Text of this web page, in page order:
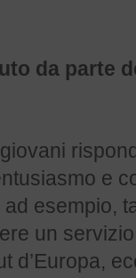
da parte
e
esempio,
un
d’Europa,